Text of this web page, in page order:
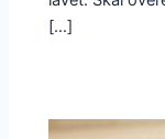
[…]